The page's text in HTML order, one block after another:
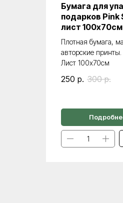
Бумага для
подарков Pink
лист 100х70см
Плотная бумага,
авторские принты.
Лист 100х70см
250 р. 300 р.